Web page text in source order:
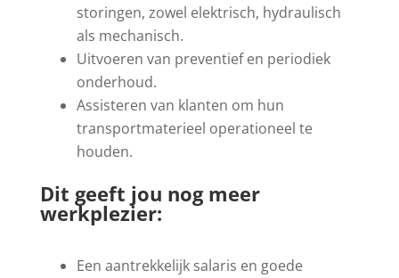
storingen, zowel elektrisch, hydraulisch
als mechanisch.
Uitvoeren van preventief en periodiek
onderhoud.
Assisteren van klanten om hun
transportmaterieel operationeel te
houden.
Dit geeft jou nog meer
werkplezier:
Een aantrekkelijk salaris en goede